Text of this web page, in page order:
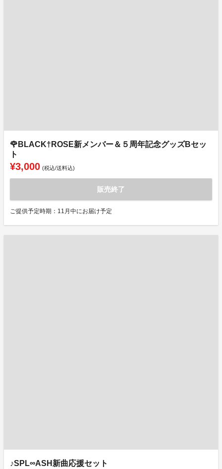
🌹BLACK†ROSE新メンバー＆５周年記念グッズBセッ
ト
¥3,000 (税込/送料込)
販売終了
ご提供予定時期：11月中にお届け予定
♪SPL∞ASH新曲応援セット